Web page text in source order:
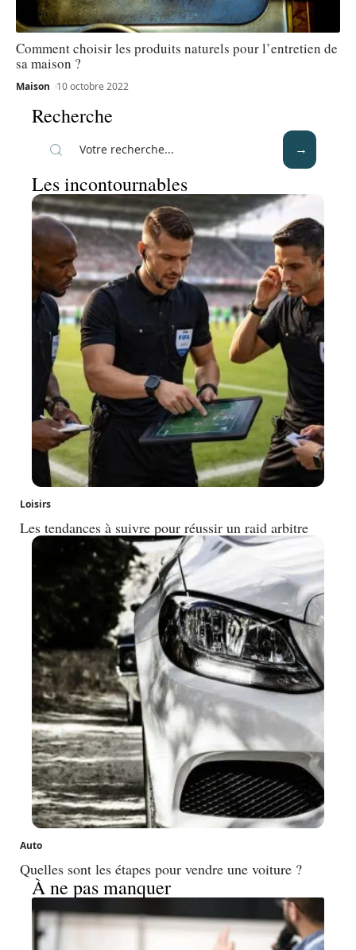
Comment choisir les produits naturels pour l’entretien de
sa maison ?
Maison 10 octobre 2022
Recherche
Les incontournables
Loisirs
Les tendances à suivre pour réussir un raid arbitre
Auto
Quelles sont les étapes pour vendre une voiture ?
À ne pas manquer